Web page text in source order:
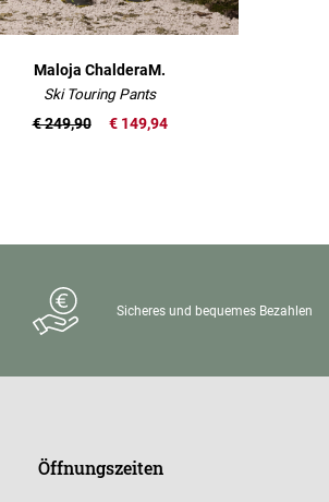
Maloja ChalderaM.
Ski Touring Pants
€ 149,94
€ 249,90
Sicheres und bequemes Bezahlen
Öffnungszeiten